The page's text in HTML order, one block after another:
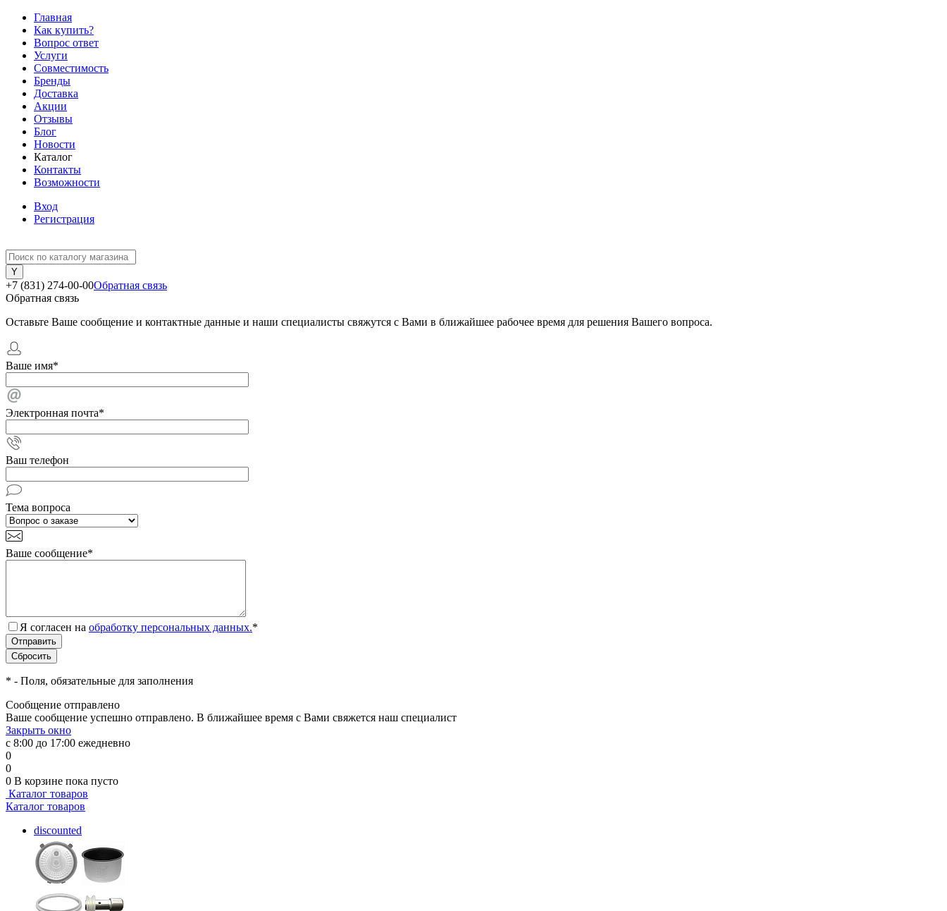
Главная
Как купить?
Вопрос ответ
Услуги
Совместимость
Бренды
Доставка
Акции
Отзывы
Блог
Новости
Каталог
Контакты
Возможности
Вход
Регистрация
+7 (831) 274-00-00Обратная связь
Обратная связь
Оставьте Ваше сообщение и контактные данные и наши специалисты свяжутся с Вами в ближайшее рабочее время для решения Вашего вопроса.
Ваше имя*
Электронная почта*
Ваш телефон
Тема вопроса
Ваше сообщение*
Я согласен на обработку персональных данных.*
* - Поля, обязательные для заполнения
Сообщение отправлено
Ваше сообщение успешно отправлено. В ближайшее время с Вами свяжется наш специалист
Закрыть окно
с 8:00 до 17:00 ежедневно
0
0
0 В корзине пока пусто
Каталог товаров
Каталог товаров
discounted